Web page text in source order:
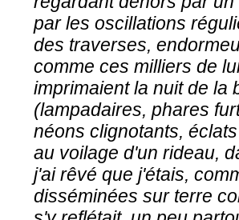
par les oscillations
des traverses,
comme ces milliers de
imprimaient la nuit de la
(lampadaires, phares
néons clignotants,
au voilage d'un rideau,
j'ai rêvé que j'étais,
disséminées sur terre